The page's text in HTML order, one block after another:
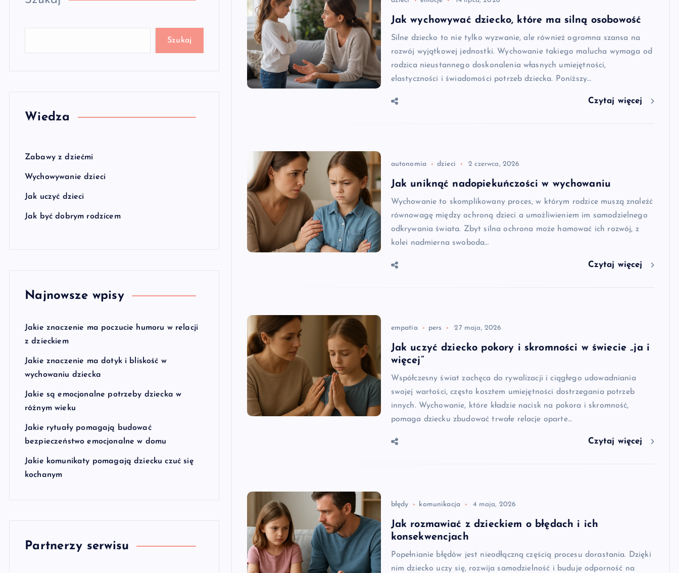
Szukaj
Wiedza
Zabawy z dziećmi
Wychowywanie dzieci
Jak uczyć dzieci
Jak być dobrym rodzicem
Najnowsze wpisy
Jakie znaczenie ma poczucie humoru w relacji
z dzieckiem
Jakie znaczenie ma dotyk i bliskość w
wychowaniu dziecka
Jakie są emocjonalne potrzeby dziecka w
różnym wieku
Jakie rytuały pomagają budować
bezpieczeństwo emocjonalne w domu
Jakie komunikaty pomagają dziecku czuć się
kochanym
Partnerzy serwisu
Jak wychowywać dziecko, które ma silną osobowość
Silne dziecko to nie tylko wyzwanie, ale również ogromna szansa na
rozwój wyjątkowej jednostki. Wychowanie takiego malucha wymaga od
rodzica nieustannego doskonalenia własnych umiejętności,
elastyczności i świadomości potrzeb dziecka. Poniższy…
Czytaj więcej
autonomia dzieci 2 czerwca, 2026
Jak uniknąć nadopiekuńczości w wychowaniu
Wychowanie to skomplikowany proces, w którym rodzice muszą znaleźć
równowagę między ochroną dzieci a umożliwieniem im samodzielnego
odkrywania świata. Zbyt silna ochrona może hamować ich rozwój, z
kolei nadmierna swoboda…
Czytaj więcej
empatia pers 27 maja, 2026
Jak uczyć dziecko pokory i skromności w świecie „ja i
więcej”
Współczesny świat zachęca do rywalizacji i ciągłego udowadniania
swojej wartości, często kosztem umiejętności dostrzegania potrzeb
innych. Wychowanie, które kładzie nacisk na pokora i skromność,
pomaga dziecku zbudować trwałe relacje oparte…
Czytaj więcej
błędy komunikacja 4 maja, 2026
Jak rozmawiać z dzieckiem o błędach i ich
konsekwencjach
Popełnianie błędów jest nieodłączną częścią procesu dorastania. Dzięki
nim dziecko uczy się, rozwija samodzielność i buduje odporność na